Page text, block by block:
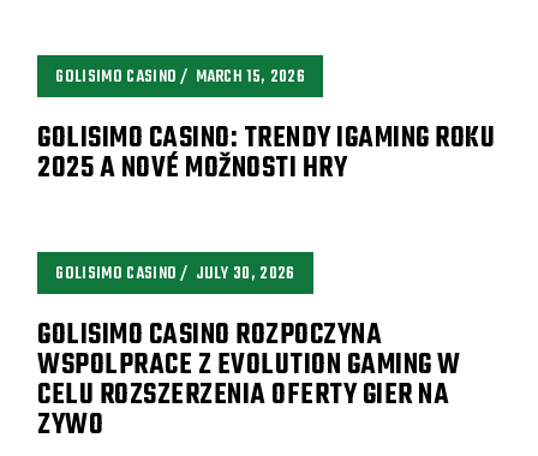
GOLISIMO CASINO MARCH 15, 2026
GOLISIMO CASINO: TRENDY IGAMING ROKU
2025 A NOVÉ MOŽNOSTI HRY
GOLISIMO CASINO JULY 30, 2026
GOLISIMO CASINO ROZPOCZYNA
WSPOLPRACE Z EVOLUTION GAMING W
CELU ROZSZERZENIA OFERTY GIER NA
ZYWO